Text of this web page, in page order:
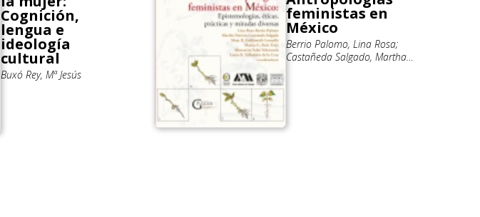
Cognición,
lengua e
ideología
cultural
Buxó Rey, Mª Jesús
feministas en
México
Berrio Palomo, Lina Rosa;
Castañeda Salgado, Martha